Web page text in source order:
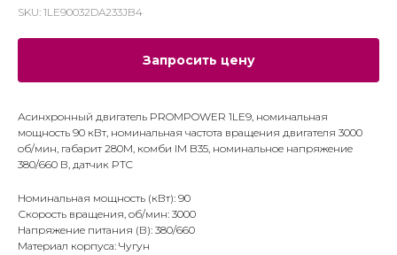
SKU: 1LE90032DA233JB4
Запросить цену
Асинхронный двигатель PROMPOWER 1LE9, номинальная
мощность 90 кВт, номинальная частота вращения двигателя 3000
об/мин, габарит 280M, комби IM B35, номинальное напряжение
380/660 В, датчик PTC
Номинальная мощность (кВт): 90
Скорость вращения, об/мин: 3000
Напряжение питания (В): 380/660
Материал корпуса: Чугун